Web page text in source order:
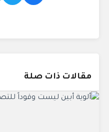
مقالات ذات صلة